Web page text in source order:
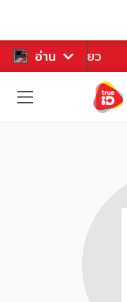
อ่าน
หาร ท่องเที่ยว